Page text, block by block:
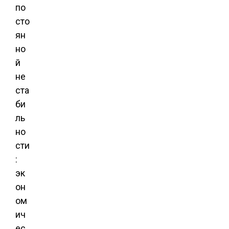
по
сто
ян
но
й
не
ста
би
ль
но
сти
:
эк
он
ом
ич